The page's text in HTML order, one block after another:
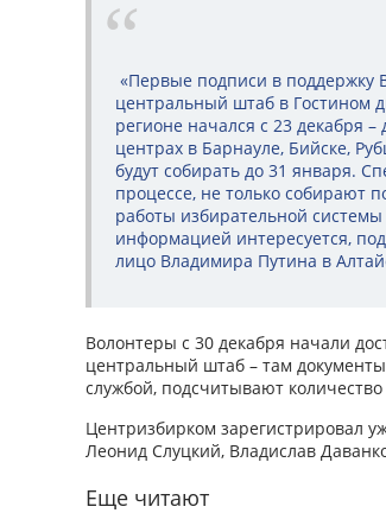
«Первые подписи в поддержку
центральный штаб в Гостином
регионе начался с 23 декабря
центрах в Барнауле, Бийске,
будут собирать до 31 января.
процессе, не только собирают
работы избирательной
информацией интересуется,
лицо Владимира Путина в
Волонтеры с 30 декабря начали
центральный штаб – там
службой, подсчитывают
Центризбирком зарегистрировал
Леонид Слуцкий, Владислав
Еще читают